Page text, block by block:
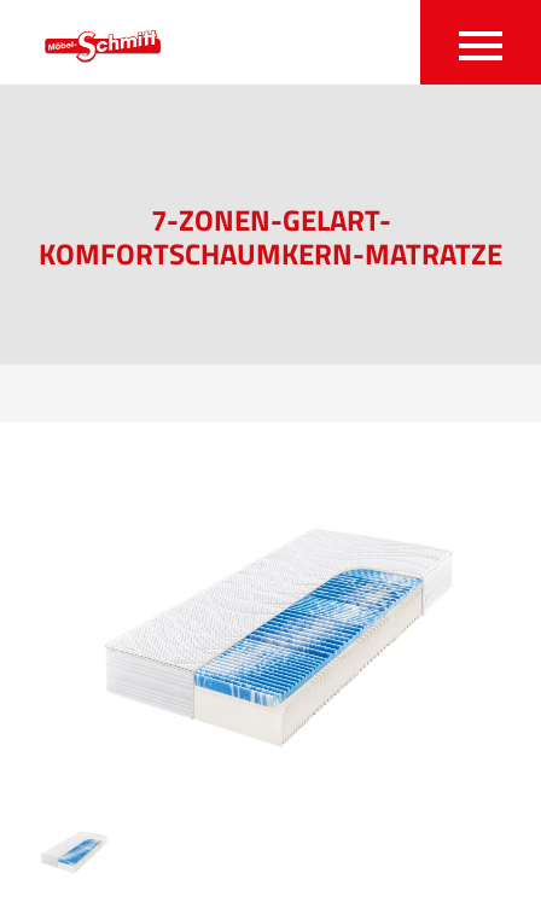
7-ZONEN-GELART-
KOMFORTSCHAUMKERN-MATRATZE